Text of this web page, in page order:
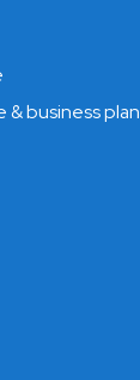
business plan